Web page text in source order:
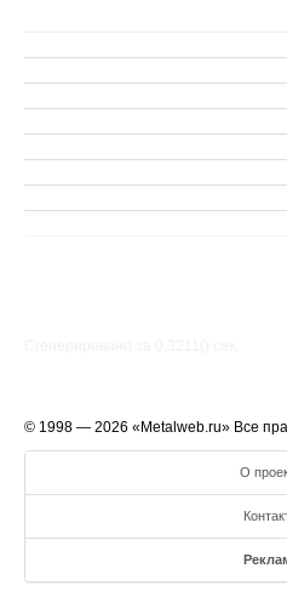
© 1998 — 2026 «Metalweb.ru» Все
О